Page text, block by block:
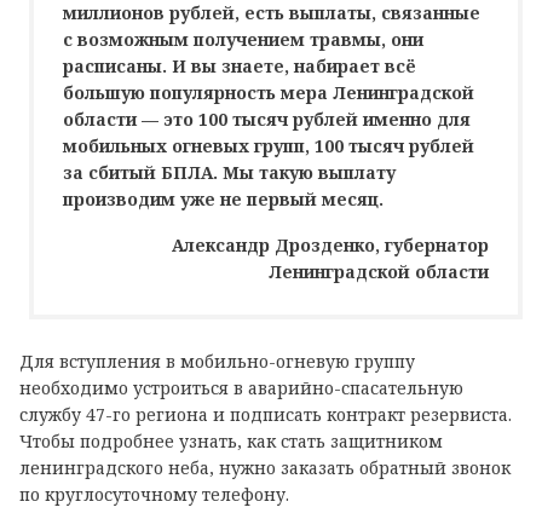
миллионов рублей, есть выплаты, связанные
с возможным получением травмы, они
расписаны. И вы знаете, набирает всё
большую популярность мера Ленинградской
области — это 100 тысяч рублей именно для
мобильных огневых групп, 100 тысяч рублей
за сбитый БПЛА. Мы такую выплату
производим уже не первый месяц.
Александр Дрозденко, губернатор
Ленинградской области
Для вступления в мобильно-огневую группу
необходимо устроиться в аварийно-спасательную
службу 47-го региона и подписать контракт резервиста.
Чтобы подробнее узнать, как стать защитником
ленинградского неба, нужно заказать обратный звонок
по круглосуточному телефону.